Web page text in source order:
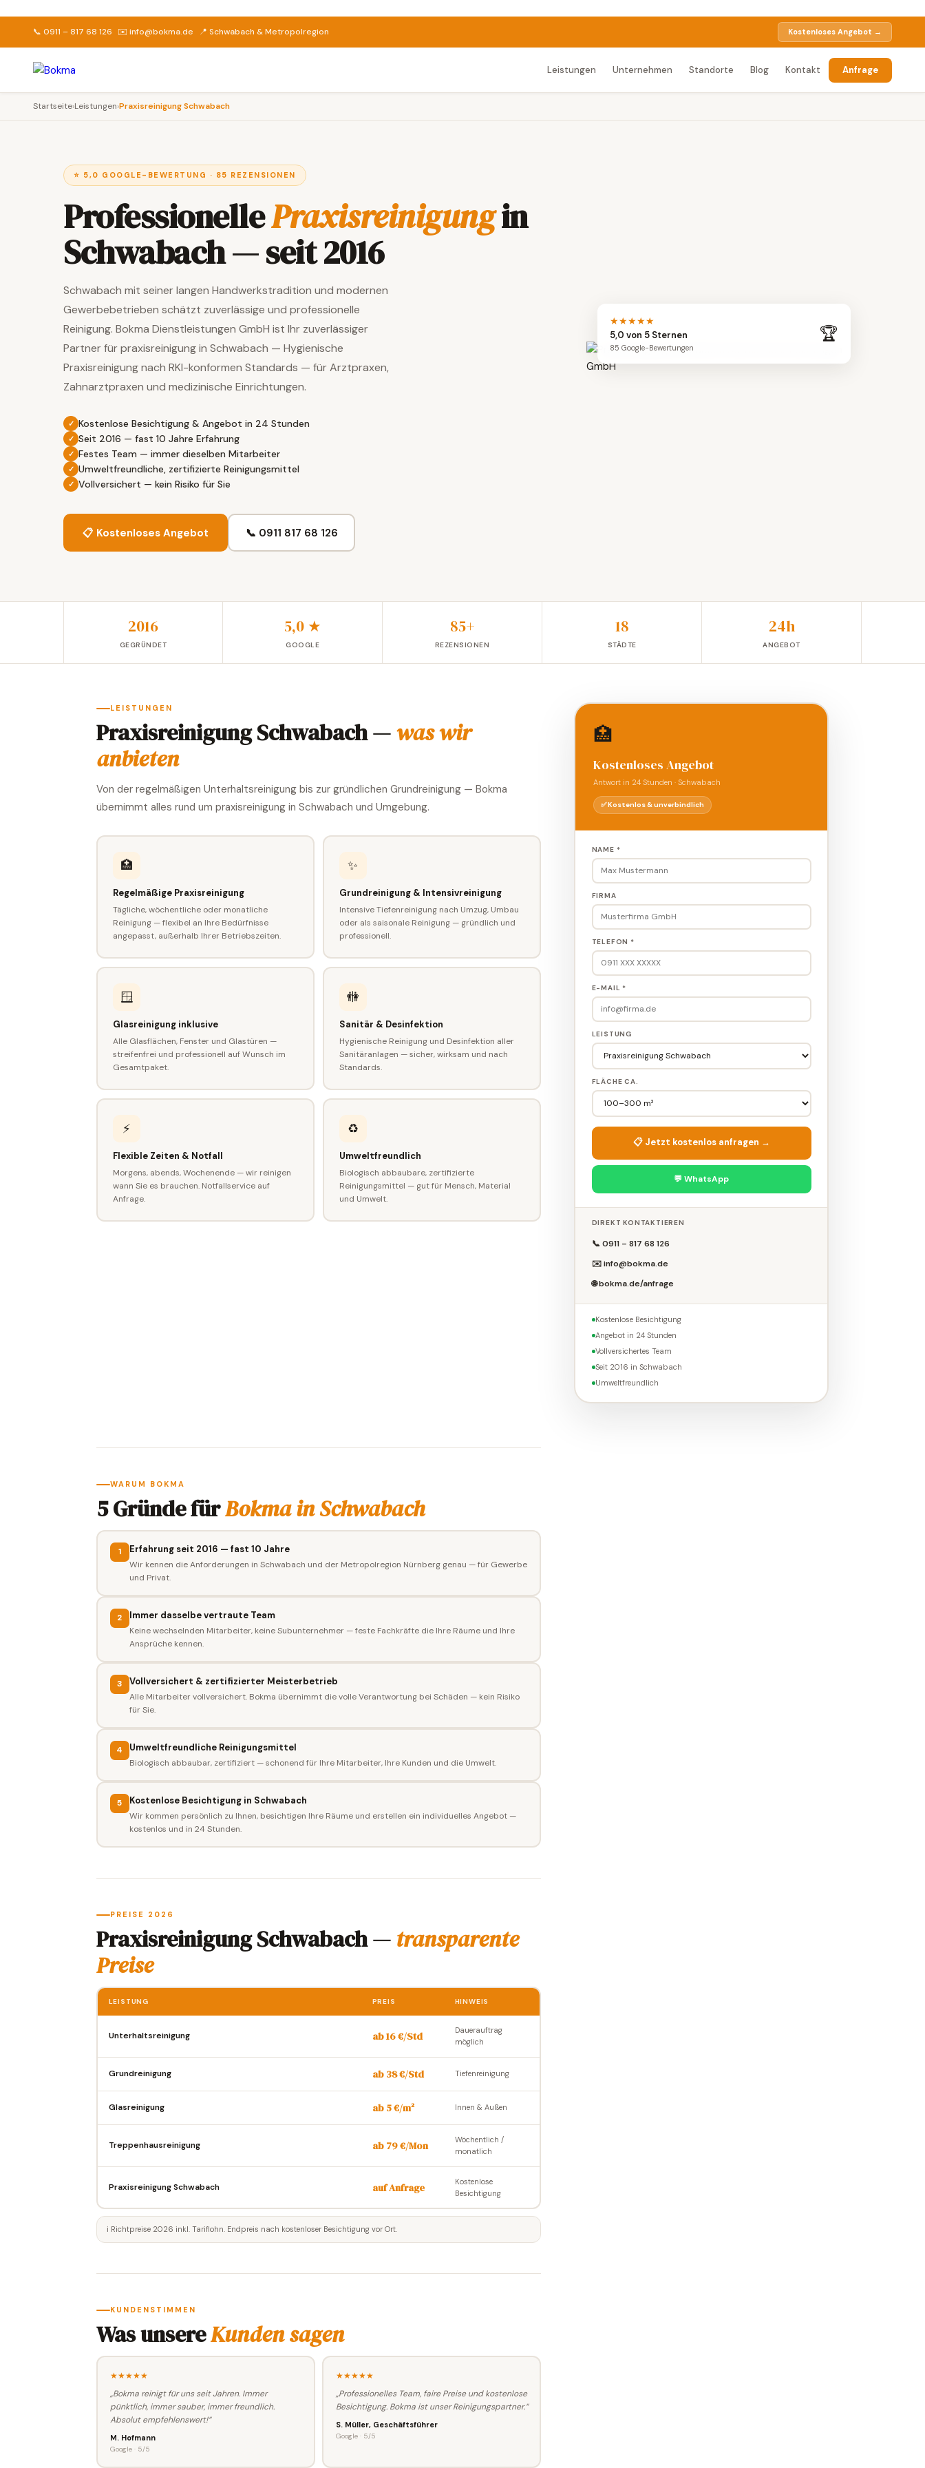
📞 0911 – 817 68 126 ✉️ info@bokma.de 📍 Schwabach & Metropolregion Kostenloses Angebot →
Leistungen Unternehmen Standorte Blog Kontakt Anfrage
Startseite›Leistungen›Praxisreinigung Schwabach
⭐ 5,0 GOOGLE-BEWERTUNG · 85 REZENSIONEN
ProfessionellePraxisreinigungin
Schwabach — seit 2016
Schwabach mit seiner langen Handwerkstradition und modernen
Gewerbebetrieben schätzt zuverlässige und professionelle
Reinigung. Bokma Dienstleistungen GmbH ist Ihr zuverlässiger
Partner für praxisreinigung in Schwabach — Hygienische
Praxisreinigung nach RKI-konformen Standards — für Arztpraxen,
Zahnarztpraxen und medizinische Einrichtungen.
Kostenlose Besichtigung & Angebot in 24 Stunden
Seit 2016 — fast 10 Jahre Erfahrung
Festes Team — immer dieselben Mitarbeiter
Umweltfreundliche, zertifizierte Reinigungsmittel
Vollversichert — kein Risiko für Sie
📋 Kostenloses Angebot 📞 0911 817 68 126
★★★★★
5,0 von 5 Sternen
85 Google-Bewertungen
🏆
2016
GEGRÜNDET
5,0 ★
GOOGLE
85+
REZENSIONEN
18
STÄDTE
24h
ANGEBOT
LEISTUNGEN
Praxisreinigung Schwabach —was wir
anbieten
Von der regelmäßigen Unterhaltsreinigung bis zur gründlichen Grundreinigung — Bokma
übernimmt alles rund um praxisreinigung in Schwabach und Umgebung.
🏥
Regelmäßige Praxisreinigung
Tägliche, wöchentliche oder monatliche
Reinigung — flexibel an Ihre Bedürfnisse
angepasst, außerhalb Ihrer Betriebszeiten.
✨
Grundreinigung & Intensivreinigung
Intensive Tiefenreinigung nach Umzug, Umbau
oder als saisonale Reinigung — gründlich und
professionell.
🪟
Glasreinigung inklusive
Alle Glasflächen, Fenster und Glastüren —
streifenfrei und professionell auf Wunsch im
Gesamtpaket.
🚻
Sanitär & Desinfektion
Hygienische Reinigung und Desinfektion aller
Sanitäranlagen — sicher, wirksam und nach
Standards.
⚡
Flexible Zeiten & Notfall
Morgens, abends, Wochenende — wir reinigen
wann Sie es brauchen. Notfallservice auf
Anfrage.
♻️
Umweltfreundlich
Biologisch abbaubare, zertifizierte
Reinigungsmittel — gut für Mensch, Material
und Umwelt.
WARUM BOKMA
5 Gründe fürBokma in Schwabach
1 Erfahrung seit 2016 — fast 10 Jahre
Wir kennen die Anforderungen in Schwabach und der Metropolregion Nürnberg genau — für Gewerbe
und Privat.
2 Immer dasselbe vertraute Team
Keine wechselnden Mitarbeiter, keine Subunternehmer — feste Fachkräfte die Ihre Räume und Ihre
Ansprüche kennen.
3 Vollversichert & zertifizierter Meisterbetrieb
Alle Mitarbeiter vollversichert. Bokma übernimmt die volle Verantwortung bei Schäden — kein Risiko
für Sie.
4 Umweltfreundliche Reinigungsmittel
Biologisch abbaubar, zertifiziert — schonend für Ihre Mitarbeiter, Ihre Kunden und die Umwelt.
5 Kostenlose Besichtigung in Schwabach
Wir kommen persönlich zu Ihnen, besichtigen Ihre Räume und erstellen ein individuelles Angebot —
kostenlos und in 24 Stunden.
PREISE 2026
Praxisreinigung Schwabach — transparente
Preise
LEISTUNG PREIS HINWEIS
Unterhaltsreinigung ab 16 €/Std
Dauerauftrag
möglich
Grundreinigung ab 38 €/Std Tiefenreinigung
Glasreinigung ab 5 €/m² Innen & Außen
Treppenhausreinigung ab 79 €/Mon
Wöchentlich /
monatlich
Praxisreinigung Schwabach auf Anfrage
Kostenlose
Besichtigung
ℹ️ Richtpreise 2026 inkl. Tariflohn. Endpreis nach kostenloser Besichtigung vor Ort.
KUNDENSTIMMEN
Was unsereKunden sagen
★★★★★
„Bokma reinigt für uns seit Jahren. Immer
pünktlich, immer sauber, immer freundlich.
Absolut empfehlenswert!“
M. Hofmann
Google · 5/5
★★★★★
„Professionelles Team, faire Preise und kostenlose
Besichtigung. Bokma ist unser Reinigungspartner.“
S. Müller, Geschäftsführer
Google · 5/5
🏥
Kostenloses Angebot
Antwort in 24 Stunden · Schwabach
✅ Kostenlos & unverbindlich
NAME *
FIRMA
TELEFON *
E-MAIL *
LEISTUNG
FLÄCHE CA.
📋 Jetzt kostenlos anfragen →
💬 WhatsApp
DIREKT KONTAKTIEREN
📞 0911 – 817 68 126
✉️ info@bokma.de
🌐 bokma.de/anfrage
Kostenlose Besichtigung
Angebot in 24 Stunden
Vollversichertes Team
Seit 2016 in Schwabach
Umweltfreundlich